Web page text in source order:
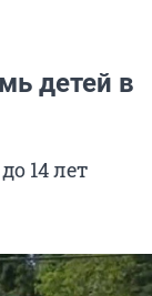
детей в
14 лет